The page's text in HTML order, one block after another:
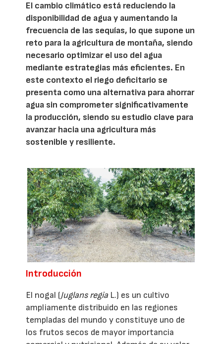
El cambio climático está reduciendo la
disponibilidad de agua y aumentando la
frecuencia de las sequías, lo que supone un
reto para la agricultura de montaña, siendo
necesario optimizar el uso del agua
mediante estrategias más eficientes. En
este contexto el riego deficitario se
presenta como una alternativa para ahorrar
agua sin comprometer significativamente
la producción, siendo su estudio clave para
avanzar hacia una agricultura más
sostenible y resiliente.
Introducción
El nogal (Juglans regia L.) es un cultivo
ampliamente distribuido en las regiones
templadas del mundo y constituye uno de
los frutos secos de mayor importancia